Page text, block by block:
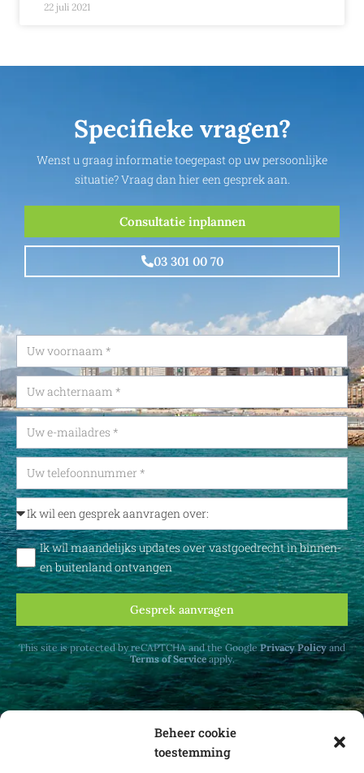
Beheer cookie
toestemming
22 juli 2021
Specifieke vragen?
Wenst u graag informatie toegepast op uw persoonlijke
situatie? Vraag dan hier een gesprek aan.
Consultatie inplannen
03 301 00 70
Ik wil maandelijks updates over vastgoedrecht in binnen-
en buitenland ontvangen
Gesprek aanvragen
This site is protected by reCAPTCHA and the GooglePrivacy Policyand
Terms of Serviceapply.
Ontvang maandelijks updates over